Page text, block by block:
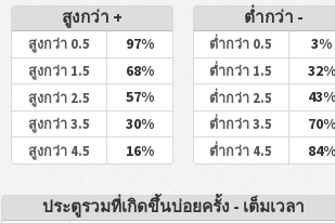
สูงกว่า +
สูงกว่า 0.5 97%
สูงกว่า 1.5 68%
สูงกว่า 2.5 57%
สูงกว่า 3.5 30%
สูงกว่า 4.5 16%
ต่ำกว่า -
ต่ำกว่า 0.5 3%
ต่ำกว่า 1.5 32%
ต่ำกว่า 2.5 43%
ต่ำกว่า 3.5 70%
ต่ำกว่า 4.5 84%
ประตูรวมที่เกิดขึ้นบ่อยครั้ง - เต็มเวลา